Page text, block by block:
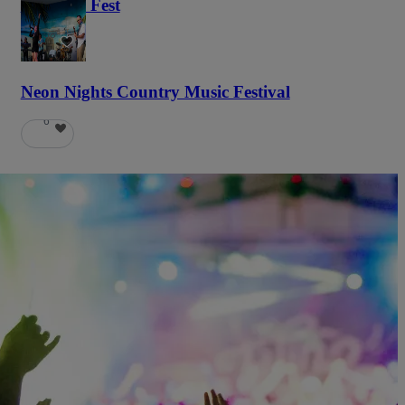
Haunted Fest
58
Neon Nights Country Music Festival
6